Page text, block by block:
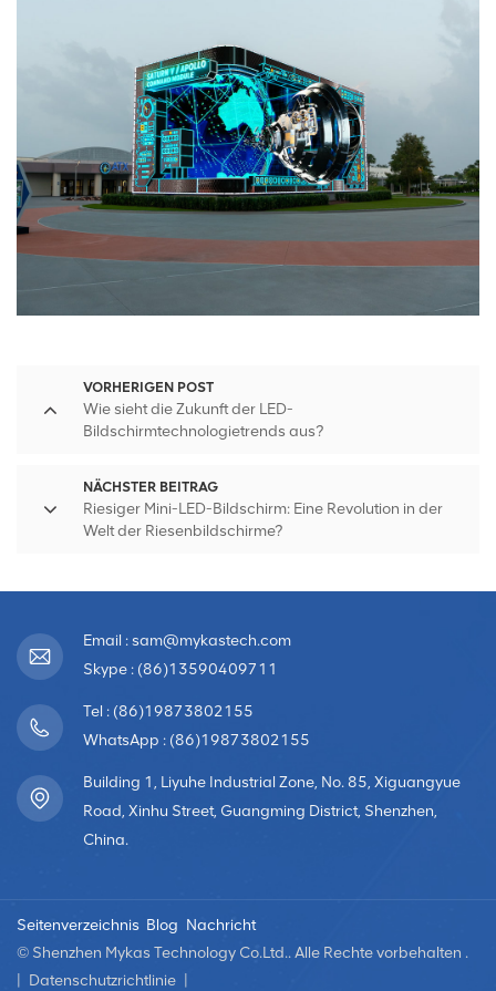
VORHERIGEN POST
Wie sieht die Zukunft der LED-
Bildschirmtechnologietrends aus?
NÄCHSTER BEITRAG
Riesiger Mini-LED-Bildschirm: Eine Revolution in der
Welt der Riesenbildschirme?
Email : sam@mykastech.com
Skype : (86)13590409711
Tel : (86)19873802155
WhatsApp : (86)19873802155
Building 1, Liyuhe Industrial Zone, No. 85, Xiguangyue
Road, Xinhu Street, Guangming District, Shenzhen,
China.
Seitenverzeichnis Blog Nachricht
© Shenzhen Mykas Technology Co.Ltd.. Alle Rechte vorbehalten .
Datenschutzrichtlinie